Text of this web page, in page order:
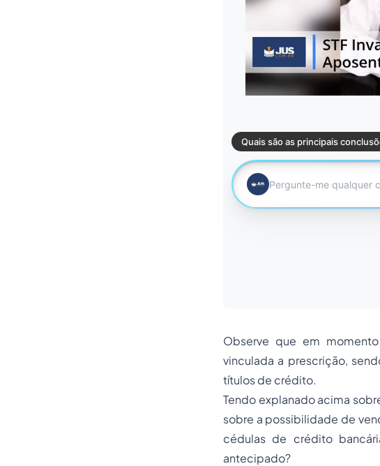
Observe que em
vinculada a prescrição,
títulos de crédito.
Tendo explanado acima
sobre a possibilidade de
cédulas de crédito
antecipado?